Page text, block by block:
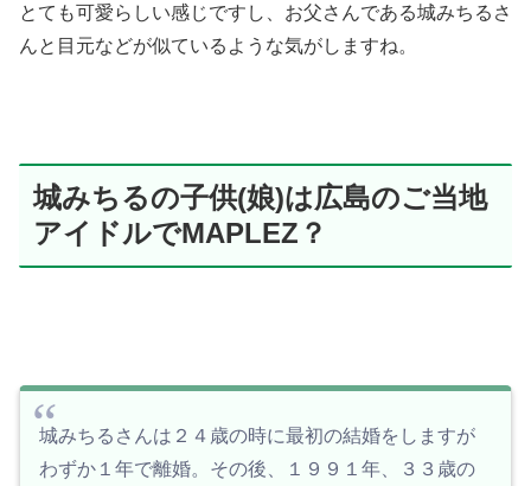
とても可愛らしい感じですし、お父さんである城みちるさ
んと目元などが似ているような気がしますね。
城みちるの子供(娘)は広島のご当地
アイドルでMAPLEZ？
城みちるさんは２４歳の時に最初の結婚をしますが
わずか１年で離婚。その後、１９９１年、３３歳の